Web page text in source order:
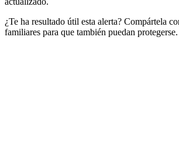
¿Te ha resultado útil esta alerta? Compártela
familiares para que también puedan protegerse.